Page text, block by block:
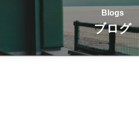
ブログ